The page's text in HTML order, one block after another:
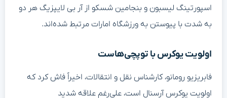
اسپورتینگ لیسبون و بنجامین شسکو از آر بی لایپزیگ هر دو
به شدت با پیوستن به ورزشگاه امارات مرتبط شده‌اند.
اولویت یوکرس با توپچی‌هاست
فابریزیو رومانو، کارشناس نقل و انتقالات، اخیراً فاش کرد که
اولویت یوکرس آرسنال است، علی‌رغم علاقه شدید